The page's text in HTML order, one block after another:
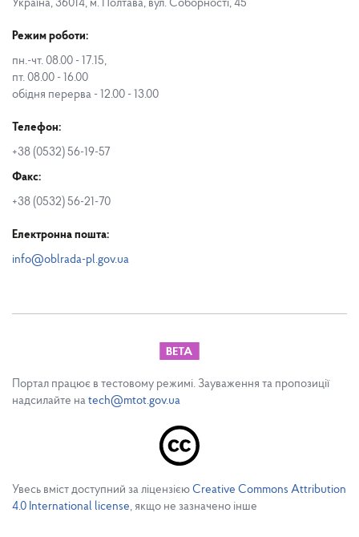
Україна, 36014, м. Полтава, вул. Соборності, 45
Режим роботи:
пн.-чт. 08.00 - 17.15,
пт. 08.00 - 16.00
обідня перерва - 12.00 - 13.00
Телефон:
+38 (0532) 56-19-57
Факс:
+38 (0532) 56-21-70
Електронна пошта:
info@oblrada-pl.gov.ua
Портал працює в тестовому режимі. Зауваження та пропозиції
надсилайте на tech@mtot.gov.ua
Увесь вміст доступний за ліцензією Creative Commons Attribution
4.0 International license, якщо не зазначено інше